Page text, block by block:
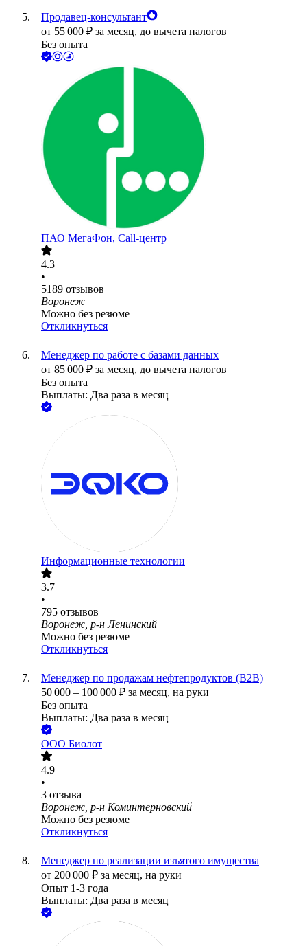
Продавец-консультант
от 55 000 ₽ за месяц, до вычета налогов
Без опыта
ПАО МегаФон, Call-центр
4.3
•
5189 отзывов
Воронеж
Можно без резюме
Откликнуться
Менеджер по работе с базами данных
от 85 000 ₽ за месяц, до вычета налогов
Без опыта
Выплаты: Два раза в месяц
Информационные технологии
3.7
•
795 отзывов
Воронеж, р-н Ленинский
Можно без резюме
Откликнуться
Менеджер по продажам нефтепродуктов (В2В)
50 000 – 100 000 ₽ за месяц, на руки
Без опыта
Выплаты: Два раза в месяц
ООО Биолот
4.9
•
3 отзыва
Воронеж, р-н Коминтерновский
Можно без резюме
Откликнуться
Менеджер по реализации изъятого имущества
от 200 000 ₽ за месяц, на руки
Опыт 1-3 года
Выплаты: Два раза в месяц